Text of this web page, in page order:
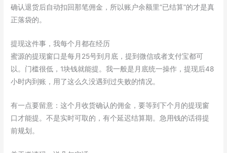
确认退货后自动扣回那笔佣金，所以账户余额里”已结算”的才是真
正落袋的。
提现这件事，我每个月都在经历
蜜源的提现窗口是每月25号到月底，提到微信或者支付宝都可
以。门槛很低，1块钱就能提。我一般是月底统一操作，提现后48
小时内到账，用了这么久没遇到过失败的情况。
有一点要留意：这个月收货确认的佣金，要等到下个月的提现窗
口才能提。不是实时可取的，有个延迟结算期。急用钱的话得提
前规划。